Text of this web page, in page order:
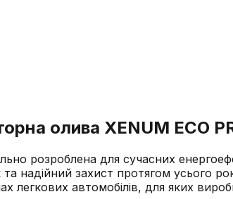
олива XENUM ECO
розроблена для сучасних
надійний захист протягом усього
автомобілів, для яких